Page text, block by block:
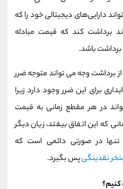
دارایی‌های دیجیتالی خود را که
برداشت کند که قیمت مبادله
باشد.
برداشت وجه می تواند متوجه ضرر
برای این ضرر وجود دارد زیرا
در هر مقطع زمانی به قیمت
که این اتفاق بیفتد، زیان دیگر
تنها در صورتی دائمی است که
نقدینگیپس بگیرد.
کنیم؟